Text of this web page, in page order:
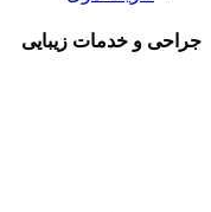
جراحی و خدمات زیبایی